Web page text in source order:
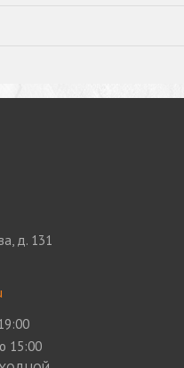
д. 131
15:00